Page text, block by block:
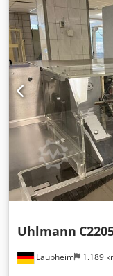
Laupheim 1.189
Uhlmann